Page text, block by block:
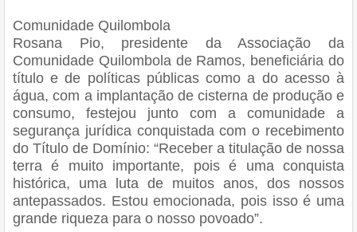
Comunidade Quilombola
Rosana Pio, presidente da Associação da
Comunidade Quilombola de Ramos, beneficiária do
título e de políticas públicas como a do acesso à
água, com a implantação de cisterna de produção e
consumo, festejou junto com a comunidade a
segurança jurídica conquistada com o recebimento
do Título de Domínio: “Receber a titulação de nossa
terra é muito importante, pois é uma conquista
histórica, uma luta de muitos anos, dos nossos
antepassados. Estou emocionada, pois isso é uma
grande riqueza para o nosso povoado”.